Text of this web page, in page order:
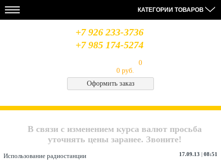
КАТЕГОРИИ ТОВАРОВ
+7 926 233-3736
+7 985 174-5274
0
0 руб.
Оформить заказ
НОВОСТИ
28.08.19
14.08.19
06.08.19
СОЦСЕТЯХВ связи с изменением курса валют просьба
уточнять цены заранее. Звоните!
Использование радиостанции 17.09.13 | 08:51